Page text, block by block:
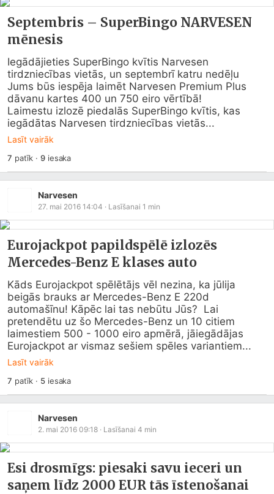
Septembris – SuperBingo NARVESEN
mēnesis
Iegādājieties SuperBingo kvītis Narvesen
tirdzniecības vietās, un septembrī katru nedēļu
Jums būs iespēja laimēt Narvesen Premium Plus
dāvanu kartes 400 un 750 eiro vērtībā!
Laimestu izlozē piedalās SuperBingo kvītis, kas
iegādātas Narvesen tirdzniecības vietās...
Lasīt vairāk
7 patīk ·9iesaka
Narvesen
27. mai 2016 14:04 · Lasīšanai 1 min
Eurojackpot papildspēlē izlozēs
Mercedes-Benz E klases auto
Kāds Eurojackpot spēlētājs vēl nezina, ka jūlija
beigās brauks ar Mercedes-Benz E 220d
automašīnu! Kāpēc lai tas nebūtu Jūs?  Lai
pretendētu uz šo Mercedes-Benz un 10 citiem
laimestiem 500 - 1000 eiro apmērā, jāiegādājas
Eurojackpot ar vismaz sešiem spēles variantiem...
Lasīt vairāk
7 patīk · 5iesaka
Narvesen
2. mai 2016 09:18 · Lasīšanai 4 min
Esi drosmīgs: piesaki savu ieceri un
saņem līdz 2000 EUR tās īstenošanai